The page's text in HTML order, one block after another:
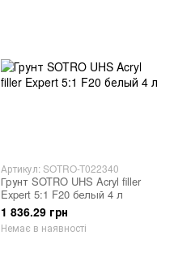
Артикул: SOTRO-T022340
Грунт SOTRO UHS Acryl filler
Expert 5:1 F20 белый 4 л
1 836.29 грн
Немає в наявності